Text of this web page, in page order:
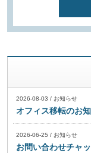
2026-08-03 / お知らせ
オフィス移転のお
2026-06-25 / お知らせ
お問い合わせチャ